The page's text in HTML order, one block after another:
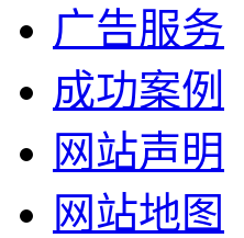
广告服务
成功案例
网站声明
网站地图